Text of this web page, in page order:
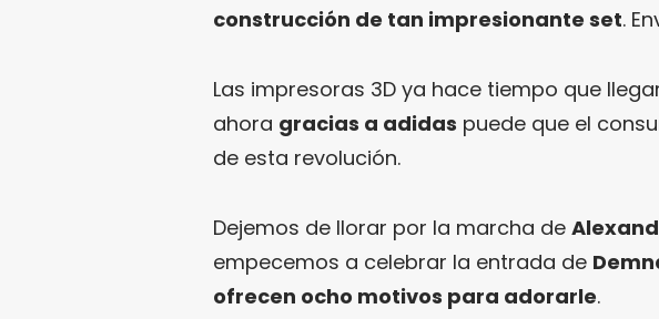
construcción de tan impresionante set.
Las impresoras 3D ya hace tiempo que
ahora gracias a adidas puede que el
de esta revolución.
Dejemos de llorar por la marcha de
empecemos a celebrar la entrada de
ofrecen ocho motivos para adorarle.